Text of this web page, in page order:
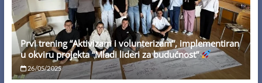
Prvi trening “Aktivizam i volunterizam”, implementiran
u okviru projekta “Mladi lideri za budućnost”
26/05/2025